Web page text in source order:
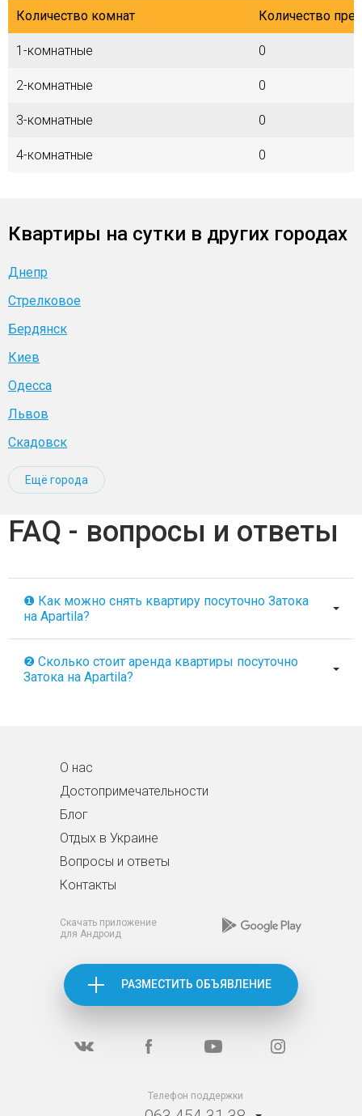
Количество комнат Количество
1-комнатные 0
2-комнатные 0
3-комнатные 0
4-комнатные 0
Квартиры на сутки в других городах
Днепр
Стрелковое
Бердянск
Киев
Одесса
Львов
Скадовск
Ещё города
FAQ - вопросы и ответы
❶ Как можно снять квартиру посуточно Затока
на Apartila?
❷ Сколько стоит аренда квартиры посуточно
Затока на Apartila?
О нас
Достопримечательности
Блог
Отдых в Украине
Вопросы и ответы
Контакты
Скачать приложение
для Андроид
РАЗМЕСТИТЬ ОБЪЯВЛЕНИЕ
Телефон поддержки